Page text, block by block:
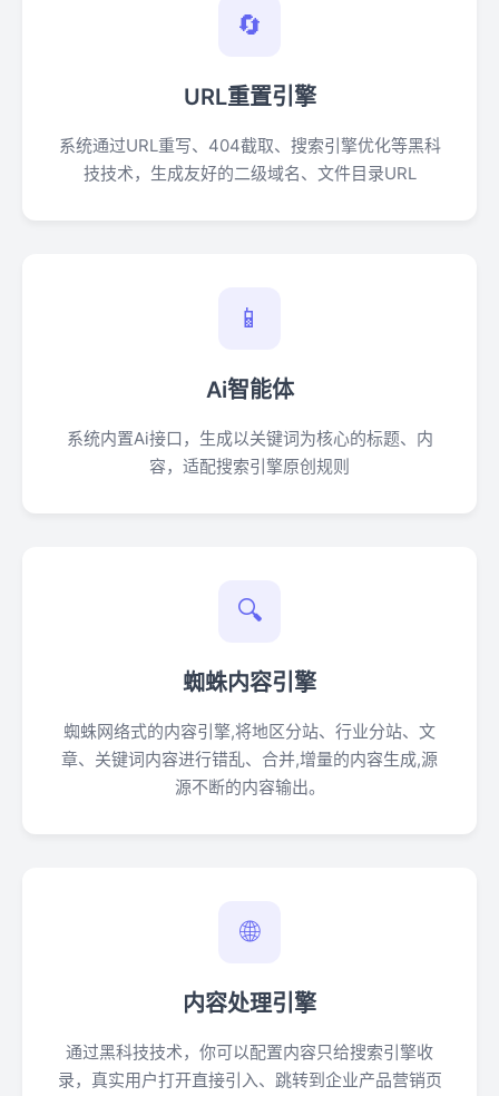
🔄
URL重置引擎
系统通过URL重写、404截取、搜索引擎优化等黑科
技技术，生成友好的二级域名、文件目录URL
📱
Ai智能体
系统内置Ai接口，生成以关键词为核心的标题、内
容，适配搜索引擎原创规则
🔍
蜘蛛内容引擎
蜘蛛网络式的内容引擎,将地区分站、行业分站、文
章、关键词内容进行错乱、合并,增量的内容生成,源
源不断的内容输出。
🌐
内容处理引擎
通过黑科技技术，你可以配置内容只给搜索引擎收
录，真实用户打开直接引入、跳转到企业产品营销页